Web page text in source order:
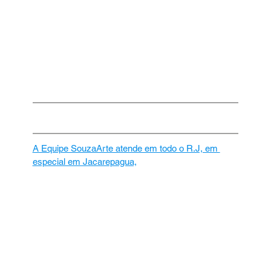
A Equipe SouzaArte atende em todo o R.J, em
especial em Jacarepagua,